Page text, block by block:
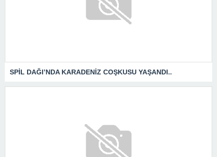
SPİL DAĞI’NDA KARADENİZ COŞKUSU YAŞANDI..